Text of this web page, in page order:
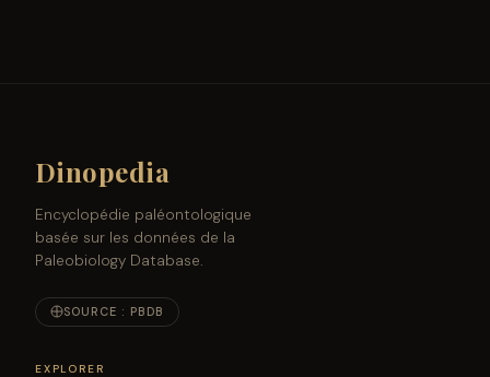
Dinopedia
Encyclopédie paléontologique
basée sur les données de la
Paleobiology Database.
SOURCE : PBDB
EXPLORER